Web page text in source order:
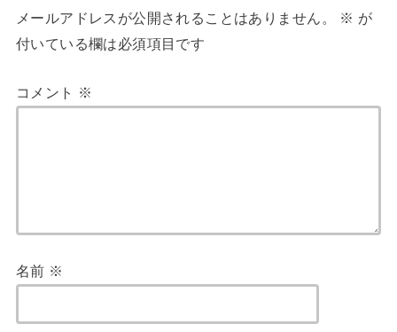
メールアドレスが公開されることはありません。 ※ が
付いている欄は必須項目です
コメント ※
名前 ※